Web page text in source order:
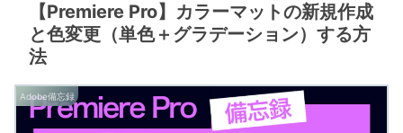
【Premiere Pro】カラーマットの新規作成
と色変更（単色＋グラデーション）する方
法
Adobe備忘録